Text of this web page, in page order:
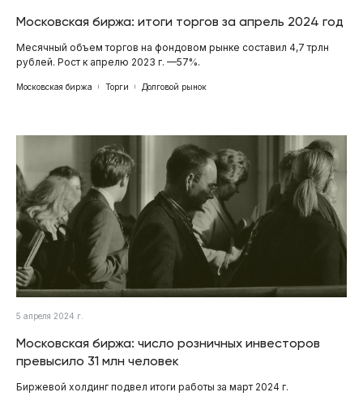
Московская биржа: итоги торгов за апрель 2024 год
Месячный объем торгов на фондовом рынке составил 4,7 трлн
рублей. Рост к апрелю 2023 г. —57%.
Московская биржа Торги Долговой рынок
5 апреля 2024 г.
Московская биржа: число розничных инвесторов
превысило 31 млн человек
Биржевой холдинг подвел итоги работы за март 2024 г.